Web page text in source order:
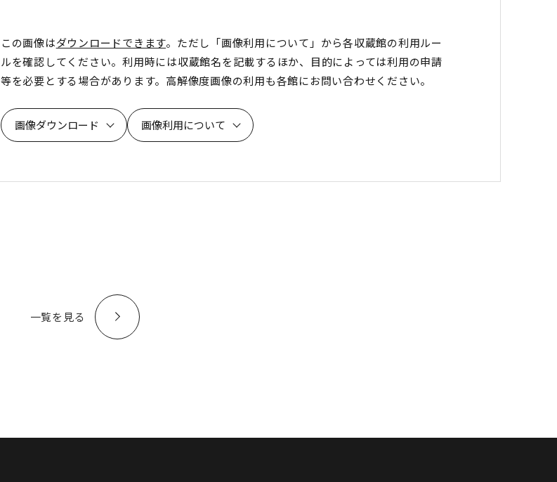
この画像はダウンロードできます。ただし「画像利用について」から各収蔵館の利用ルー
ルを確認してください。利用時には収蔵館名を記載するほか、目的によっては利用の申請
等を必要とする場合があります。高解像度画像の利用も各館にお問い合わせください。
画像ダウンロード 画像利用について
一覧を見る